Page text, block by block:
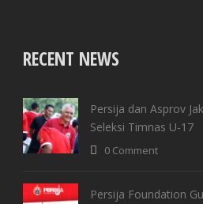
RECENT NEWS
Persija dan Asprov
Seleksi Timnas U-17
0 Comment
Persija Foundation